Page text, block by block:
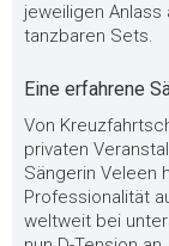
jeweiligen Anlass
tanzbaren Sets.
Eine erfahrene
Von
privaten
Sängerin Veleen
Professionalität
weltweit bei